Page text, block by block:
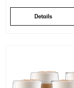
Details